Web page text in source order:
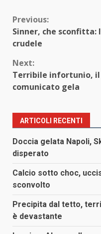
Continue
Reading
Previous:
Sinner, che sconfitta:
crudele
Next:
Terribile infortunio, il
comunicato gela
ARTICOLI RECENTI
Doccia gelata Napoli,
disperato
Calcio sotto choc,
sconvolto
Precipita dal tetto,
è devastante